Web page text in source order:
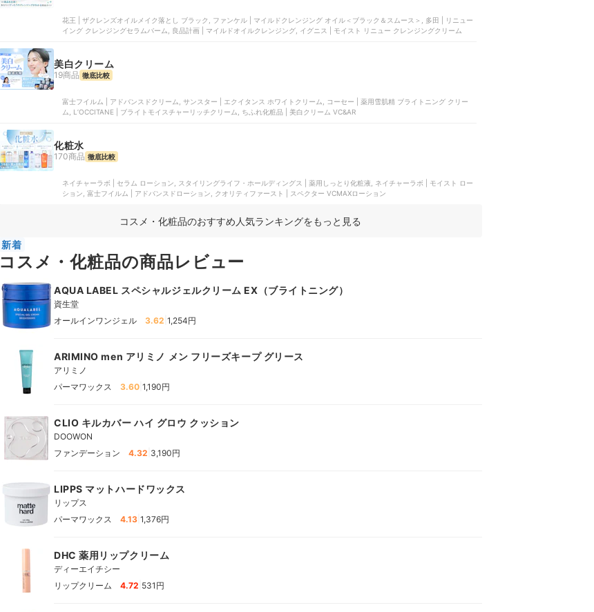
花王 | ザクレンズオイルメイク落とし ブラック, ファンケル | マイルドクレンジング オイル＜ブラック＆スムース＞, 多田 | リニュー
イング クレンジングセラムバーム, 良品計画 | マイルドオイルクレンジング, イグニス | モイスト リニュー クレンジングクリーム
美白クリーム
19商品 徹底比較
富士フイルム | アドバンスドクリーム, サンスター | エクイタンス ホワイトクリーム, コーセー | 薬用雪肌精 ブライトニング クリー
ム, L’OCCITANE | ブライトモイスチャーリッチクリーム, ちふれ化粧品 | 美白クリーム VC&AR
化粧水
170商品 徹底比較
ネイチャーラボ | セラム ローション, スタイリングライフ・ホールディングス | 薬用しっとり化粧液, ネイチャーラボ | モイスト ロー
ション, 富士フイルム | アドバンスドローション, クオリティファースト | スペクター VCMAXローション
コスメ・化粧品のおすすめ人気ランキングをもっと見る
新着
コスメ・化粧品の商品レビュー
AQUA LABEL スペシャルジェルクリーム EX（ブライトニング）
資生堂
オールインワンジェル
3.62 1,254円
ARIMINO men アリミノ メン フリーズキープ グリース
アリミノ
パーマワックス
3.60 1,190円
CLIO キルカバー ハイ グロウ クッション
DOOWON
ファンデーション
4.32 3,190円
LIPPS マットハードワックス
リップス
パーマワックス
4.13 1,376円
DHC 薬用リップクリーム
ディーエイチシー
リップクリーム
4.72 531円